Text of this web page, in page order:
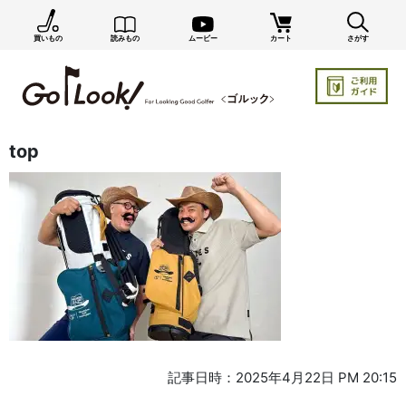
買いもの 読みもの ムービー カート さがす
top
記事日時：2025年4月22日 PM 20:15